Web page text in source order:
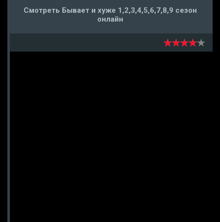
Смотреть Бывает и хуже 1,2,3,4,5,6,7,8,9 сезон
онлайн